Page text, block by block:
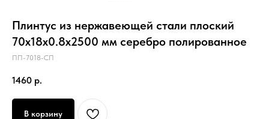
Плинтус из нержавеющей стали плоский
70х18х0.8х2500 мм серебро полированное
ПП-7018-СП
1460 р.
В корзину